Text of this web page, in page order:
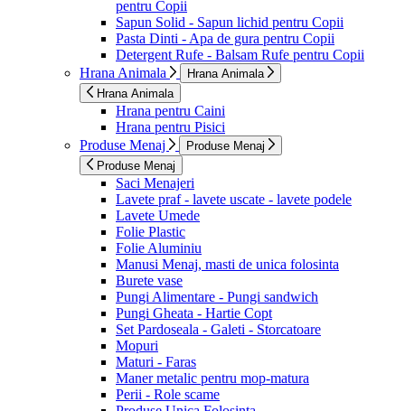
pentru Copii
Sapun Solid - Sapun lichid pentru Copii
Pasta Dinti - Apa de gura pentru Copii
Detergent Rufe - Balsam Rufe pentru Copii
Hrana Animala
Hrana Animala
Hrana Animala
Hrana pentru Caini
Hrana pentru Pisici
Produse Menaj
Produse Menaj
Produse Menaj
Saci Menajeri
Lavete praf - lavete uscate - lavete podele
Lavete Umede
Folie Plastic
Folie Aluminiu
Manusi Menaj, masti de unica folosinta
Burete vase
Pungi Alimentare - Pungi sandwich
Pungi Gheata - Hartie Copt
Set Pardoseala - Galeti - Storcatoare
Mopuri
Maturi - Faras
Maner metalic pentru mop-matura
Perii - Role scame